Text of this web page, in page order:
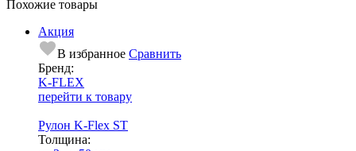
Похожие товары
Акция
В избранное Сравнить
Бренд:
K-FLEX
перейти к товару
Рулон K-Flex ST
Тол­щи­на: